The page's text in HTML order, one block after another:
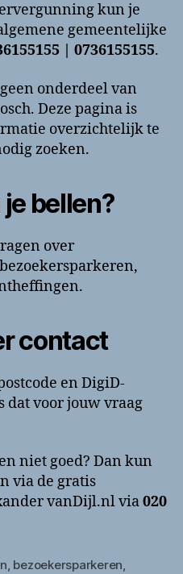
Telefoonnummer
en
contactinformatie
kun je
gemeentelijke
| 0736155155.
onderdeel van
Deze pagina is
overzichtelijk te
zoeken.
bellen?
over
contact
en DigiD-
dat voor jouw vraag
niet goed? Dan kun
via de gratis
vanDijl.nl via020
, bezoekersparkeren,